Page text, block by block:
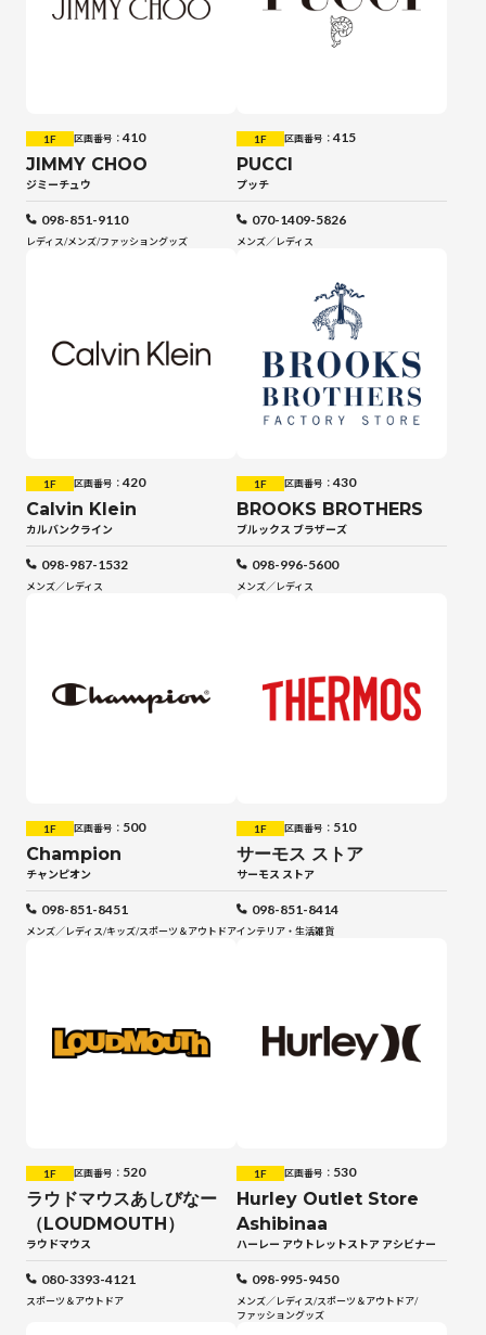
1F 区画番号：410
JIMMY CHOO
ジミーチュウ
098-851-9110
レディス/メンズ/ファッショングッズ
1F 区画番号：415
PUCCI
プッチ
070-1409-5826
メンズ／レディス
1F 区画番号：420
Calvin Klein
カルバンクライン
098-987-1532
メンズ／レディス
1F 区画番号：430
BROOKS BROTHERS
ブルックス ブラザーズ
098-996-5600
メンズ／レディス
1F 区画番号： 500
Champion
チャンピオン
098-851-8451
メンズ／レディス/キッズ/スポーツ＆アウトドア
1F 区画番号： 510
サーモス ストア
サーモス ストア
098-851-8414
インテリア・生活雑貨
1F 区画番号： 520
ラウドマウスあしびなー
（LOUDMOUTH）
ラウドマウス
080-3393-4121
スポーツ＆アウトドア
1F 区画番号： 530
Hurley Outlet Store
Ashibinaa
ハーレー アウトレットストア アシビナー
098-995-9450
メンズ／レディス/スポーツ＆アウトドア/
ファッショングッズ